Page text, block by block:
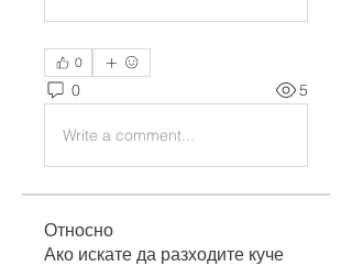
0
0 5
Write a comment...
Относно
Ако искате да разходите куче